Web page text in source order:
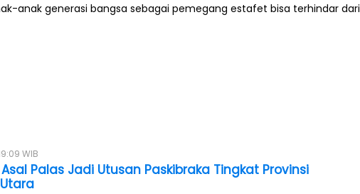
anak generasi bangsa sebagai pemegang estafet bisa terhindar dari
WIB
Palas Jadi Utusan Paskibraka Tingkat Provinsi